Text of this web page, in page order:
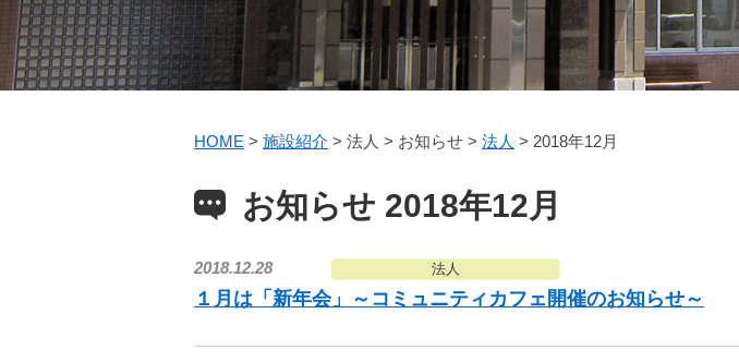
HOME > 施設紹介 > 法人 > お知らせ > 法人 > 2018年12月
お知らせ 2018年12月
2018.12.28 法人
１月は「新年会」～コミュニティカフェ開催のお知らせ～